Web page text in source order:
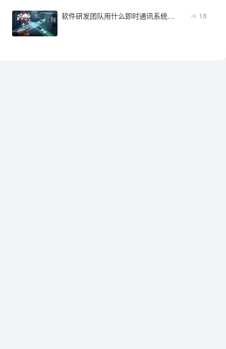
软件研发团队用什么即时通讯系统？关注代码安全与协作效率 18